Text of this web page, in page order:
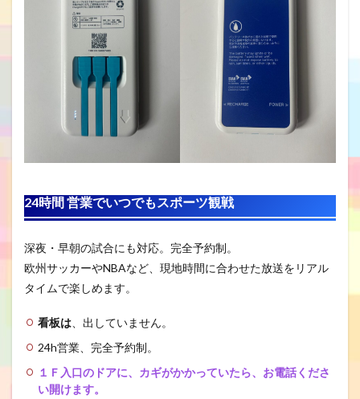
24時間 営業でいつでもスポーツ観戦
深夜・早朝の試合にも対応。完全予約制。
欧州サッカーやNBAなど、現地時間に合わせた放送をリアル
タイムで楽しめます。
看板は 、出していません。
24h営業、完全予約制。
１Ｆ入口のドアに、カギがかかっていたら、お電話くださ
い開けます。